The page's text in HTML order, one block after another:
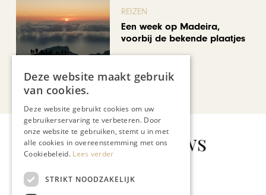
REIZEN
Een week op Madeira,
voorbij de bekende plaatjes
Bekijk alle artikelen
Gerelateerd nieuws
Deze website maakt gebruik
van cookies.
Deze website gebruikt cookies om uw
gebruikerservaring te verbeteren. Door
onze website te gebruiken, stemt u in met
alle cookies in overeenstemming met ons
Cookiebeleid. Lees verder
STRIKT NOODZAKELIJK